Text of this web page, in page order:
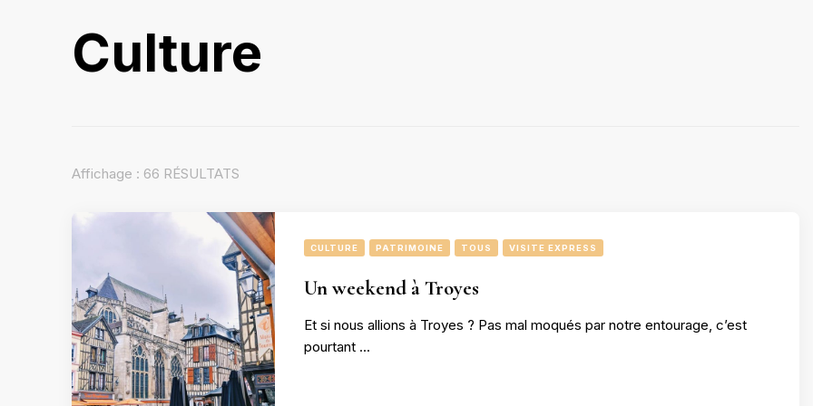
Culture
Affichage : 66 RÉSULTATS
CULTURE PATRIMOINE TOUS VISITE EXPRESS
Un weekend à Troyes
Et si nous allions à Troyes ? Pas mal moqués par notre entourage, c’est
pourtant …